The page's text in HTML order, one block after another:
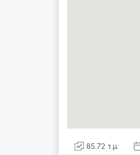
85.72 τ.μ.